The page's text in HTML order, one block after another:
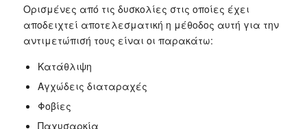
Ορισμένες από τις δυσκολίες στις οποίες έχει
αποδειχτεί αποτελεσματική η μέθοδος αυτή για την
αντιμετώπισή τους είναι οι παρακάτω:
Κατάθλιψη
Αγχώδεις διαταραχές
Φοβίες
Παχυσαρκία